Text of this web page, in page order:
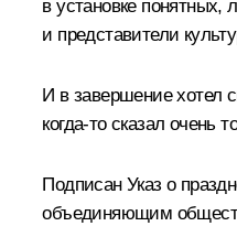
в установке понятных,
и представители
И в завершение хотел
когда-то сказал очень
Подписан Указ о
объединяющим